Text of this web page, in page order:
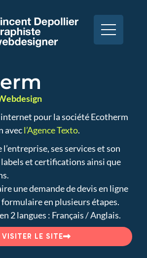
pour la société Ecotherm
avecl’Agence Texto.
ses services et son
et certifications ainsi que
une demande de devis en ligne
formulaire en plusieurs étapes.
2 langues : Français / Anglais.
VISITER LE SITE